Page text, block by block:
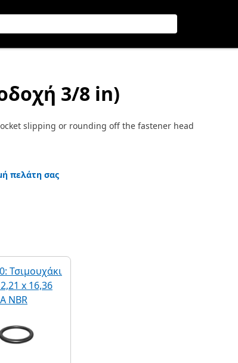
3/8 in)
slipping or rounding off the fastener head
πελάτη σας
Τσιμουχάκι
x 16,36
NBR